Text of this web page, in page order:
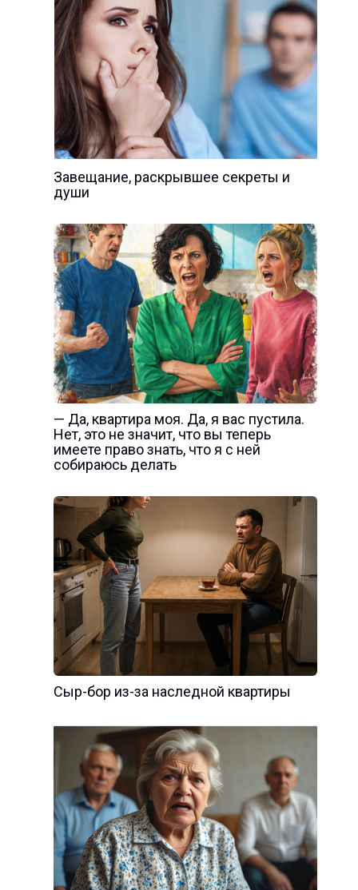
Завещание, раскрывшее секреты и
души
— Да, квартира моя. Да, я вас пустила.
Нет, это не значит, что вы теперь
имеете право знать, что я с ней
собираюсь делать
Сыр-бор из-за наследной квартиры